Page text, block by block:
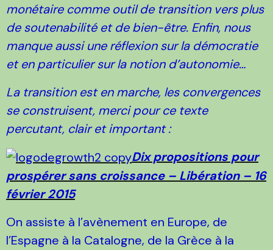
monétaire comme outil de transition vers plus
de soutenabilité et de bien-être. Enfin, nous
manque aussi une réflexion sur la démocratie
et en particulier sur la notion d’autonomie…
La transition est en marche, les convergences
se construisent, merci pour ce texte
percutant, clair et important :
Dix propositions pour
prospérer sans croissance – Libération – 16
février 2015
On assiste à l’avènement en Europe, de
l’Espagne à la Catalogne, de la Grèce à la